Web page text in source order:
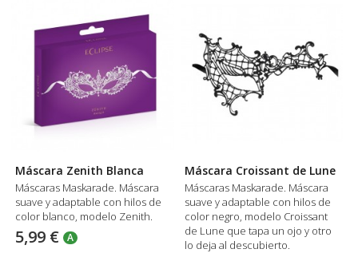
Máscara Zenith Blanca
Máscaras Maskarade. Máscara
suave y adaptable con hilos de
color blanco, modelo Zenith.
5,99 € A
Máscara Croissant de Lune
Máscaras Maskarade. Máscara
suave y adaptable con hilos de
color negro, modelo Croissant
de Lune que tapa un ojo y otro
lo deja al descubierto.